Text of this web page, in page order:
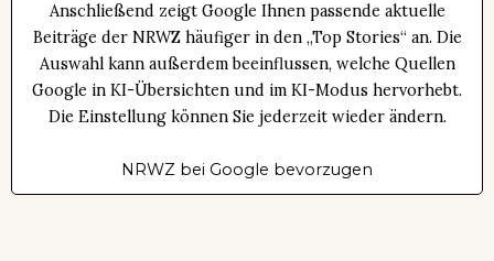
Anschließend zeigt Google Ihnen passende aktuelle
Beiträge der NRWZ häufiger in den „Top Stories“ an. Die
Auswahl kann außerdem beeinflussen, welche Quellen
Google in KI-Übersichten und im KI-Modus hervorhebt.
Die Einstellung können Sie jederzeit wieder ändern.
NRWZ bei Google bevorzugen